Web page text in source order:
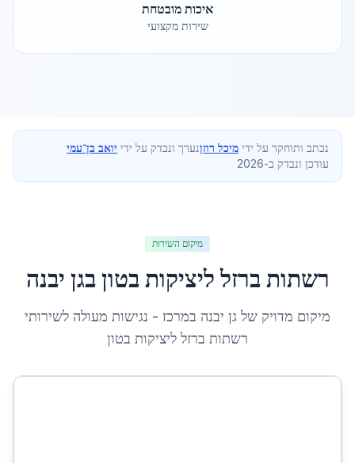
איכות מובטחת
שירות מקצועי
נכתב ותוחקר על ידי מיכל רוזןנערך ונבדק על ידי יואב בן־עמי
עודכן ונבדק ב-2026
מיקום השירות
רשתות ברזל ליציקות בטוןבגן יבנה
מיקום מדויק של גן יבנה במרכז - נגישות מעולה לשירותי
רשתות ברזל ליציקות בטון